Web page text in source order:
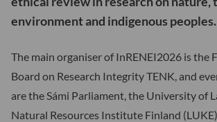
environment and indigenous peoples.
The main organiser of InRENEI2026 is the
Board on Research Integrity TENK, and
are the Sámi Parliament, the University of
Natural Resources Institute Finland